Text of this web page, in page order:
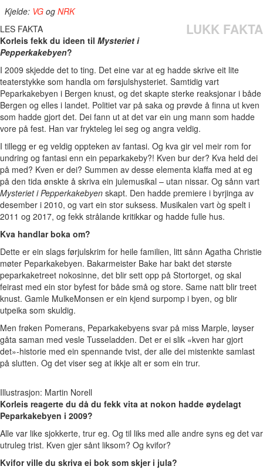
Kjelde: VG og NRK
LES FAKTA
LUKK FAKTA
Korleis fekk du ideen til Mysteriet i
Pepperkakebyen?
I 2009 skjedde det to ting. Det eine var at eg hadde skrive eit lite
teaterstykke som handla om førsjulshysteriet. Samtidig vart
Peparkakebyen i Bergen knust, og det skapte sterke reaksjonar i både
Bergen og elles i landet. Politiet var på saka og prøvde å finna ut kven
som hadde gjort det. Dei fann ut at det var ein ung mann som hadde
vore på fest. Han var frykteleg lei seg og angra veldig.
I tillegg er eg veldig oppteken av fantasi. Og kva gir vel meir rom for
undring og fantasi enn ein peparkakeby?! Kven bur der? Kva held dei
på med? Kven er dei? Summen av desse elementa klaffa med at eg
på den tida ønskte å skriva ein julemusikal – utan nissar. Og sånn vart
Mysteriet i Pepperkakebyen skapt. Den hadde premiere i byrjinga av
desember i 2010, og vart ein stor suksess. Musikalen vart òg spelt i
2011 og 2017, og fekk strålande kritikkar og hadde fulle hus.
Kva handlar boka om?
Dette er ein slags førjulskrim for heile familien, litt sånn Agatha Christie
møter Peparkakebyen. Bakarmeister Bake har bakt det største
peparkaketreet nokosinne, det blir sett opp på Stortorget, og skal
feirast med ein stor byfest for både små og store. Same natt blir treet
knust. Gamle MulkeMonsen er ein kjend surpomp i byen, og blir
utpeika som skuldig.
Men frøken Pomerans, Peparkakebyens svar på miss Marple, løyser
gåta saman med vesle Tusseladden. Det er ei slik «kven har gjort
det»-historie med ein spennande tvist, der alle dei mistenkte samlast
på slutten. Og det viser seg at ikkje alt er som ein trur.
Illustrasjon: Martin Norell
Korleis reagerte du då du fekk vita at nokon hadde øydelagt
Peparkakebyen i 2009?
Alle var like sjokkerte, trur eg. Og til liks med alle andre syns eg det var
utruleg trist. Kven gjer sånt liksom? Og kvifor?
Kvifor ville du skriva ei bok som skjer i jula?